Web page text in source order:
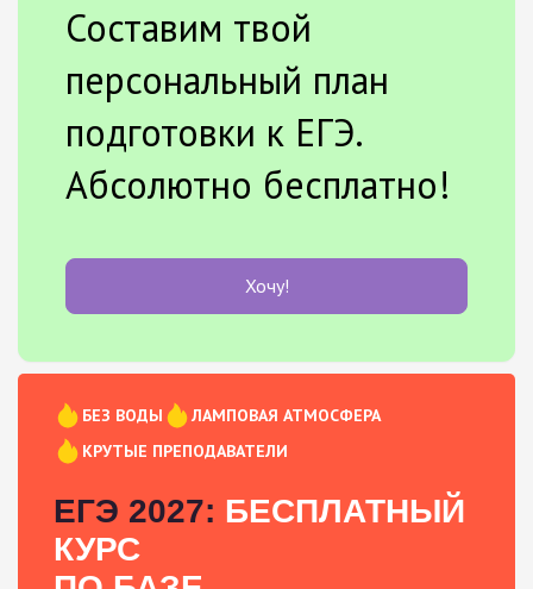
Составим твой
персональный план
подготовки к ЕГЭ.
Абсолютно бесплатно!
Хочу!
БЕЗ ВОДЫ
ЛАМПОВАЯ АТМОСФЕРА
КРУТЫЕ ПРЕПОДАВАТЕЛИ
ЕГЭ 2027: БЕСПЛАТНЫЙ
КУРС